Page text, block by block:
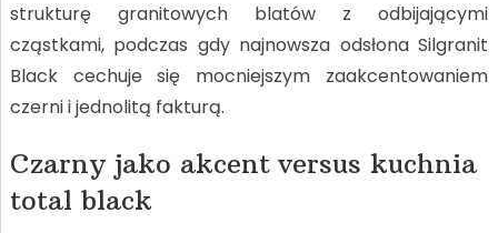
strukturę granitowych blatów z odbijającymi
cząstkami, podczas gdy najnowsza odsłona Silgranit
Black cechuje się mocniejszym zaakcentowaniem
czerni i jednolitą fakturą.
Czarny jako akcent versus kuchnia
total black